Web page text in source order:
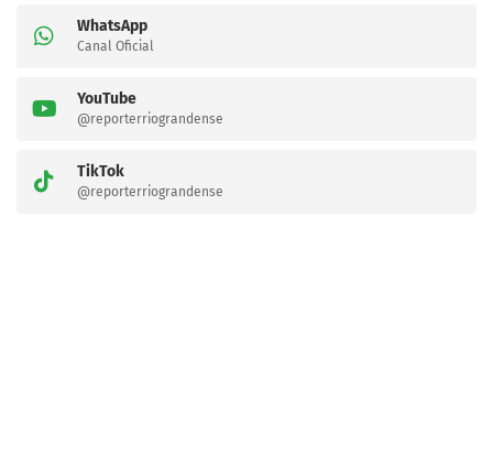
WhatsApp
Canal Oficial
YouTube
@reporterriograndense
TikTok
@reporterriograndense